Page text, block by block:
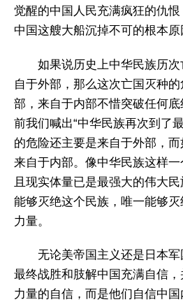
觉醒的中国人民充满疯狂的仇
中国这艘大船沉掉不可的根本原
如果说历史上中华民族历
自于外部，那么这次亡国灭种
部，来自于内部不惜突破任何
前我们喊出“中华民族再次到了
的危险还主要是来自于外部，
来自于内部。像中华民族这样
且现实体量已是最强大的伟大
能够灭绝这个民族，唯一能够
力量。
无论美帝国主义还是日本
最终战胜和肢解中国充满自信
力量的自信，而是他们自信中